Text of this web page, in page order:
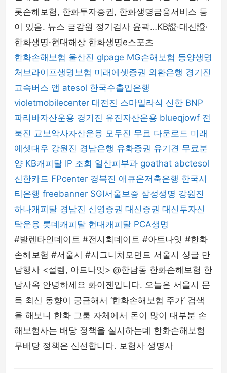
롯손해보험, 한화투자증권, 한화생명금융서비스 등
이 있음. 뉴스 금감원 정기검사 윤곽…KB證·대신證·
한화생명·현대해상 한화생명e스포츠
한화손해보험 울산진 glpage MG손해보험 동양생명
처브라이프생명보험 미래에셋증권 외환은행 경기진
고속버스 앱 atesol 한국수출입은행
violetmobilecenter 대전진 스마일라식 신한 BNP
파리바자산운용 경기진 유진자산운용 blueqjowf 전
북진 교보악사자산운용 모두진 무료 다운로드 미래
에셋대우 강원진 경남은행 유화증권 유기견 무료분
양 KB캐피탈 IP 조회 일산피부과 goathat abctesol
신한카드 FPcenter 경북진 애큐온저축은행 한국시
티은행 freebanner SGI서울보증 삼성생명 강원진
하나캐피탈 경남진 신영증권 대신증권 대신투자신
탁운용 롯데캐피탈 현대캐피탈 PCA생명
#발렌타인데이트 #전시회데이트 #아트나잇 #한화
손해보험 #서울시 #시그니처모먼트 서울시 싱글 만
남행사 <설렘, 아트나잇> @한남동 한화손해보험 한
남사옥 안녕하세요 화이젠입니다. 오늘은 서울시 문
득 최신 동향이 궁금해서 ‘한화손해보험 주가’ 검색
을 해보니 한화 그룹 자체에서 돈이 많이 대부분 손
해보험사는 배당 정책을 실시하는데 한화손해보험
무배당 정책은 신선합니다. 보험사 생명사